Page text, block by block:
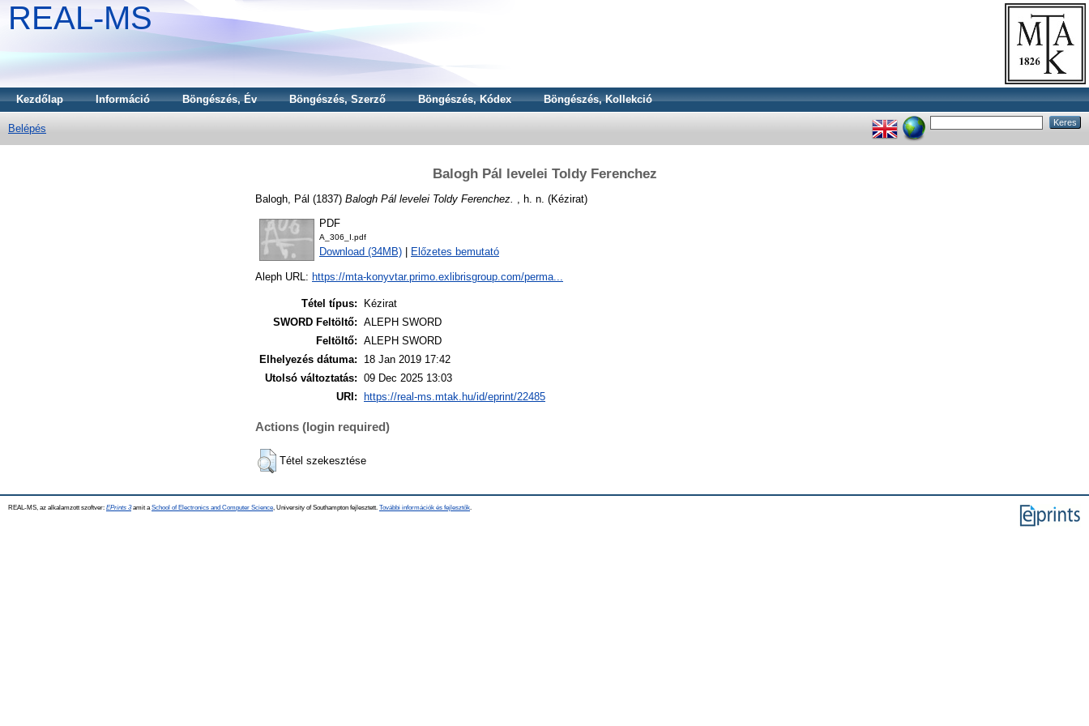
REAL-MS
Kezdőlap Információ Böngészés, Év Böngészés, Szerző Böngészés, Kódex Böngészés, Kollekció
Belépés
Balogh Pál levelei Toldy Ferenchez
Balogh, Pál (1837) Balogh Pál levelei Toldy Ferenchez. , h. n. (Kézirat)
PDF
A_306_I.pdf
Download (34MB) Előzetes bemutató
Aleph URL: https://mta-konyvtar.primo.exlibrisgroup.com/perma...
Tétel típus:
Kézirat
SWORD Feltöltő: ALEPH SWORD
Feltöltő: ALEPH SWORD
Elhelyezés dátuma:
18 Jan 2019 17:42
Utolsó változtatás: 09 Dec 2025 13:03
URI:
https://real-ms.mtak.hu/id/eprint/22485
Actions (login required)
Tétel szekesztése
REAL-MS, az alkalamzott szoftver: EPrints 3amit a School of Electronics and Computer Science , University of Southampton fejlesztett. További információk és fejlesztők